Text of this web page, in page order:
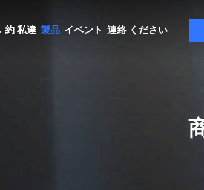
約 私達 製品 イベント 連絡 ください